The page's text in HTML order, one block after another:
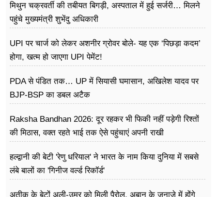
मिथुन चक्रवर्ती की तबीयत बिगड़ी, अस्पताल में हुई सर्जरी… मिलने
पहुंचे मुख्यमंत्री शुभेंदु अधिकारी
UPI पर चार्ज को लेकर अशनीर ग्रोवर बोले- यह एक ‘पिछड़ा कदम’
होगा, खत्म हो जाएगा UPI पेमेंट!
PDA से पंडित तक… UP में सियासी घमासान, अखिलेश यादव पर
BJP-BSP का डबल अटैक
Raksha Bandhan 2026: दूर रहकर भी फिकी नहीं पड़ेगी रिश्तों
की मिठास, वक्त रहते भाई तक ऐसे पहुंचाएं अपनी राखी
हल्द्वानी की बेटी 'रेणु धरियाल' ने भारत के नाम किया दुनिया में सबसे
लंबे बालों का 'गिनीज वर्ल्ड रिकॉर्ड'
अतीक के बेटों अली-उमर को मिली पैरोल, अबान के जनाजे में होंगे